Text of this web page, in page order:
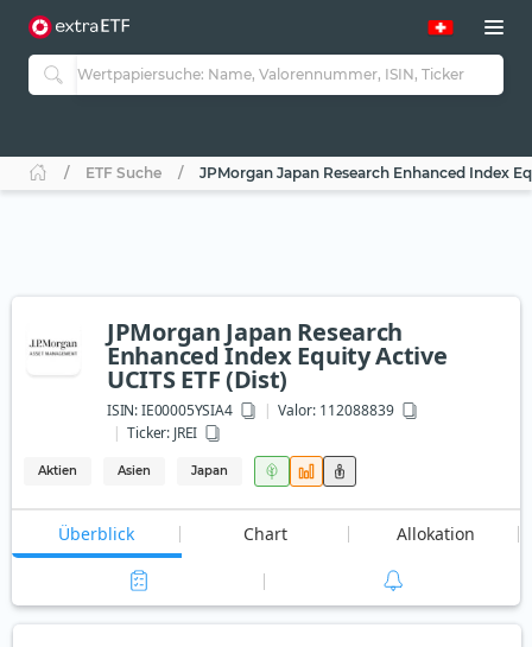
ETF Suche JPMorgan Japan Research Enhanced Index
JPMorgan Japan Research
Enhanced Index Equity Active
UCITS ETF (Dist)
ISIN:IE00005YSIA4
Valor: 112088839
Ticker: JREI
Aktien Asien Japan
Überblick Chart Allokation